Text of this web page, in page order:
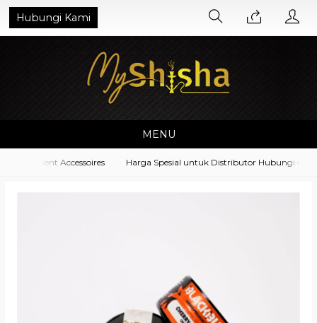
Hubungi Kami
MENU
Accessoires Harga Spesial untuk Distributor Hubungi di No.